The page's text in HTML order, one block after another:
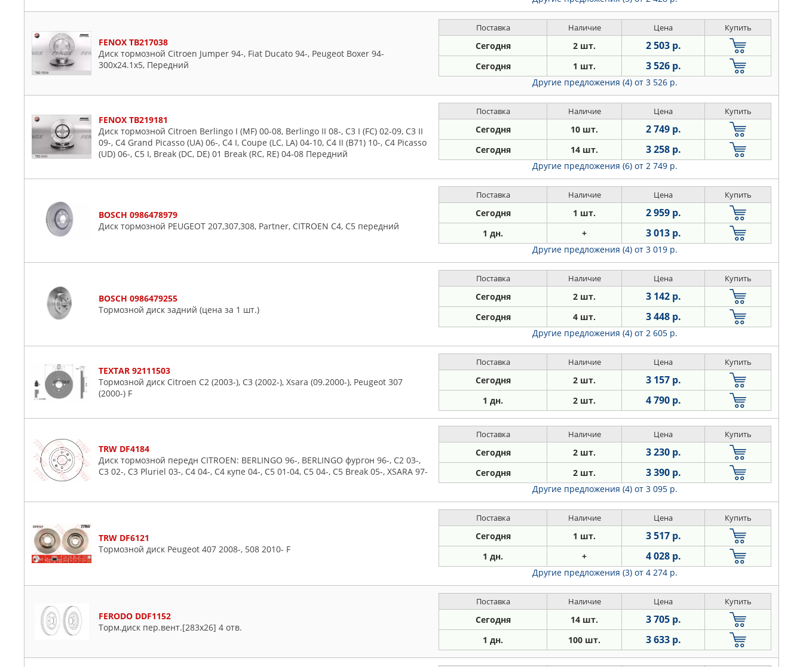
OTTO ZIMMERMANN
REMSA
SASIC
SKF
TEXTAR
TRUSTING
TRW
ZEKKERT
Spacetourer
Xantia
Xm
FENOX TB217038
Диск тормозной Citroen Jumper 94-, Fiat Ducato 94-, Peugeot Boxer 94-
300x24.1x5, Передний
Поставка Наличие Цена Купить
Сегодня 2 шт. 2 503 р.
Сегодня 1 шт. 3 526 р.
Другие предложения (4) от 3 526 р.
FENOX TB219181
Диск тормозной Citroen Berlingo I (MF) 00-08, Berlingo II 08-, C3 I (FC) 02-09, C3 II
09-, C4 Grand Picasso (UA) 06-, C4 I, Coupe (LC, LA) 04-10, C4 II (B71) 10-, C4 Picasso
(UD) 06-, C5 I, Break (DC, DE) 01 Break (RC, RE) 04-08 Передний
Поставка Наличие Цена Купить
Сегодня 10 шт. 2 749 р.
Сегодня 14 шт. 3 258 р.
Другие предложения (6) от 2 749 р.
BOSCH 0986478979
Диск тормозной PEUGEOT 207,307,308, Partner, CITROEN C4, C5 передний
Поставка Наличие Цена Купить
Сегодня 1 шт. 2 959 р.
1 дн. + 3 013 р.
Другие предложения (4) от 3 019 р.
BOSCH 0986479255
Тормозной диск задний (цена за 1 шт.)
Поставка Наличие Цена Купить
Сегодня 2 шт. 3 142 р.
Сегодня 4 шт. 3 448 р.
Другие предложения (4) от 2 605 р.
TEXTAR 92111503
Тормозной диск Citroen C2 (2003-), C3 (2002-), Xsara (09.2000-), Peugeot 307
(2000-) F
Поставка Наличие Цена Купить
Сегодня 2 шт. 3 157 р.
1 дн. 2 шт. 4 790 р.
TRW DF4184
Диск тормозной передн CITROEN: BERLINGO 96-, BERLINGO фургон 96-, C2 03-,
C3 02-, C3 Pluriel 03-, C4 04-, C4 купе 04-, C5 01-04, C5 04-, C5 Break 05-, XSARA 97-
Поставка Наличие Цена Купить
Сегодня 2 шт. 3 230 р.
Сегодня 2 шт. 3 390 р.
Другие предложения (4) от 3 095 р.
TRW DF6121
Тормозной диск Peugeot 407 2008-, 508 2010- F
Поставка Наличие Цена Купить
Сегодня 1 шт. 3 517 р.
1 дн. + 4 028 р.
Другие предложения (3) от 4 274 р.
FERODO DDF1152
Торм.диск пер.вент.[283x26] 4 отв.
Поставка Наличие Цена Купить
Сегодня 14 шт. 3 705 р.
1 дн. 100 шт. 3 633 р.